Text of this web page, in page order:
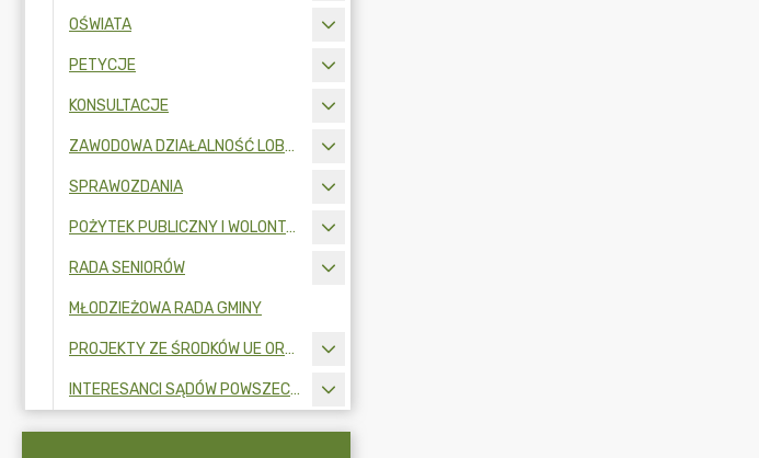
OŚWIATA
PETYCJE
KONSULTACJE
ZAWODOWA DZIAŁALNOŚĆ LOBBINGOWA
SPRAWOZDANIA
POŻYTEK PUBLICZNY I WOLONTARIAT
RADA SENIORÓW
MŁODZIEŻOWA RADA GMINY
PROJEKTY ZE ŚRODKÓW UE ORAZ FUNDUSZY ZEWNĘTRZNYCH
INTERESANCI SĄDÓW POWSZECHNYCH